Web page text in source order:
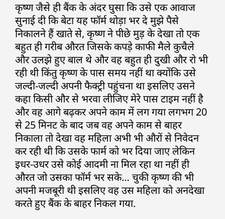
कृष्ण जैसे ही बैंक के अंदर घुसा कि उसे एक आवाज
सुनाई दी कि बेटा यह फॉर्म थोड़ा भर दे मुझे पैसे
निकालने हैं खाते से, कृष्ण ने पीछे मुड़ के देखा तो एक
बहुत ही गरीब औरत जिसके कपड़े काफी मैले कुचैले
और उलझे हुए बाल थे और वह बहुत ही दुखी और रो भी
रही थी किंतु कृष्ण के पास समय नहीं था क्योंकि उसे
जल्दी-जल्दी अपनी फैक्ट्री पहुंचना था इसलिए उसने
कहा किसी और से भरवा लीजिए मेरे पास टाइम नहीं है
और वह आगे बढ़कर अपने काम में लग गया लगभग 20
से 25 मिनट के बाद जब वह अपने काम से बाहर
निकाला तो देखा वह महिला अभी भी औरों से निवेदन
कर रही थी कि उसके फार्म को भर दिया जाए लेकिन
इधर-उधर उसे कोई आदमी ना मिल रहा था नहीं ही
औरत जो उसका फॉर्म भर सके… चुकी कृष्ण की भी
अपनी मजबूरी थी इसलिए वह उस महिला को अनदेखा
करते हुए बैंक के बाहर निकल गया.